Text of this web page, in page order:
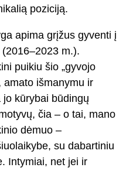
poziciją.
apima grįžus gyventi į
m.).
puikiu šio „gyvojo
amato išmanymu ir
kūrybai būdingų
čia – o tai, mano
dėmuo –
su dabartiniu
Intymiai, net jei ir